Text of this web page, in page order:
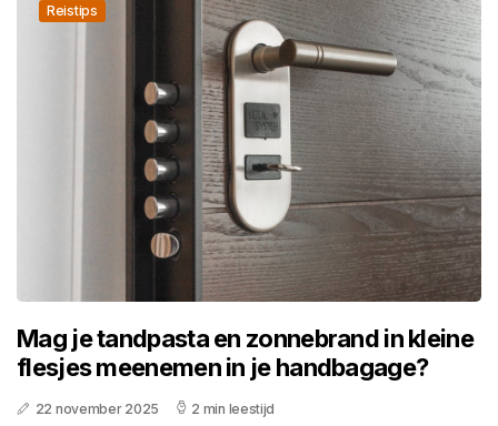
Reistips
Mag je tandpasta en zonnebrand in kleine
flesjes meenemen in je handbagage?
22 november 2025 2 min leestijd